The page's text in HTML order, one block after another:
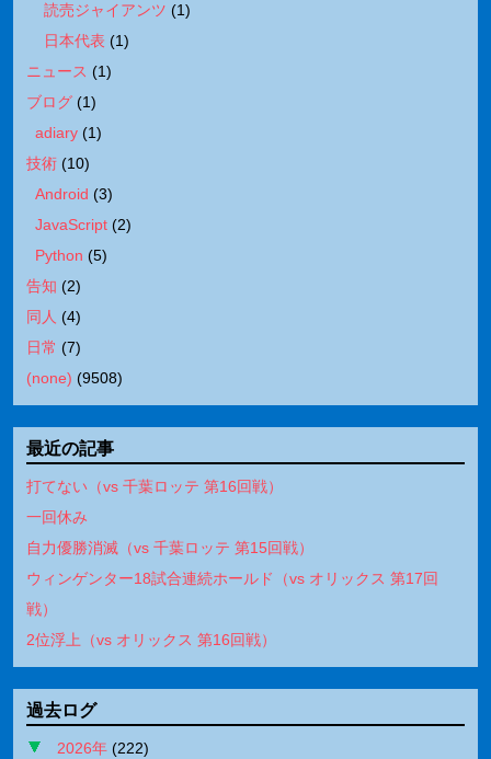
読売ジャイアンツ (1)
日本代表 (1)
ニュース (1)
ブログ (1)
adiary (1)
技術 (10)
Android (3)
JavaScript (2)
Python (5)
告知 (2)
同人 (4)
日常 (7)
(none) (9508)
最近の記事
打てない（vs 千葉ロッテ 第16回戦）
一回休み
自力優勝消滅（vs 千葉ロッテ 第15回戦）
ウィンゲンター18試合連続ホールド（vs オリックス 第17回
戦）
2位浮上（vs オリックス 第16回戦）
過去ログ
2026年 (222)